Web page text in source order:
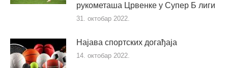
рукометаша Црвенке у Супер Б лиги
31. октобар 2022.
Најава спортских догађаја
14. октобар 2022.